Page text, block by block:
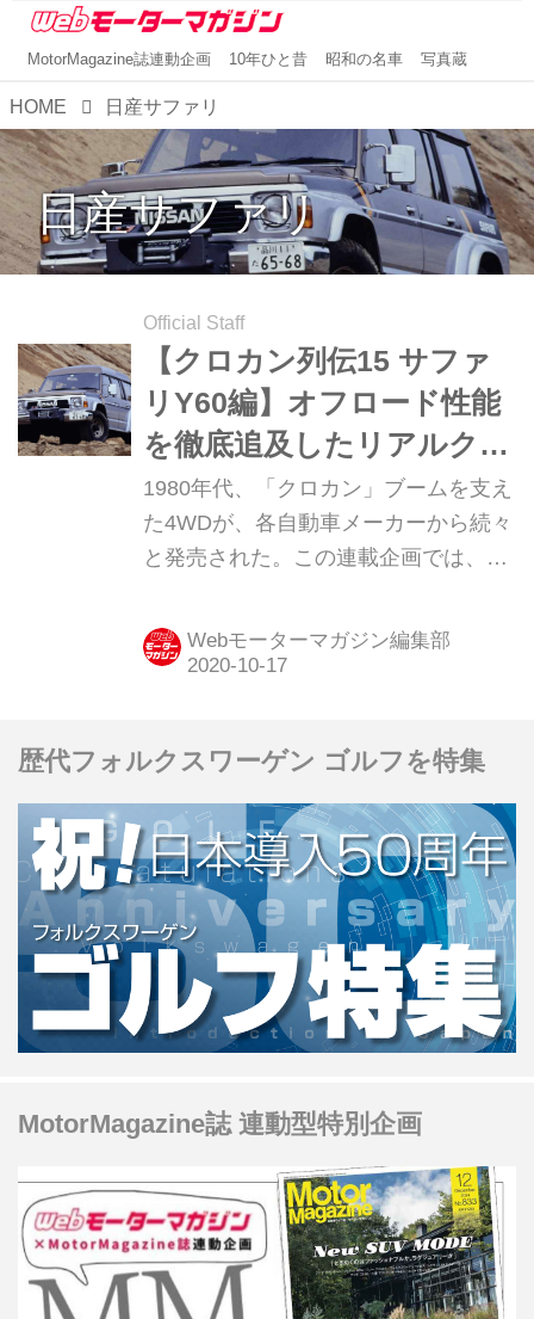
MotorMagazine誌連動企画 10年ひと昔 昭和の名車 写真蔵
HOME 日産サファリ
日産サファリ
Official Staff
【クロカン列伝15 サファ
リY60編】オフロード性能
を徹底追及したリアルクロ
カン
1980年代、「クロカン」ブームを支え
た4WDが、各自動車メーカーから続々
と発売された。この連載企画では、今
なる「泥臭さやワイルドさ」を前面に
押し出したクロカン4WDを紹介する。
Webモーターマガジン編集部
歴代フォルクスワーゲン ゴルフを特集
MotorMagazine誌 連動型特別企画